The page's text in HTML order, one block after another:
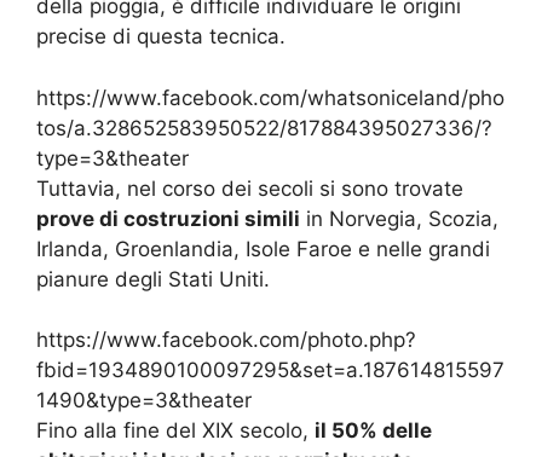
della pioggia, è difficile individuare le origini
precise di questa tecnica.
https://www.facebook.com/whatsoniceland/pho
tos/a.328652583950522/817884395027336/?
type=3&theater
Tuttavia, nel corso dei secoli si sono trovate
prove di costruzioni simili in Norvegia, Scozia,
Irlanda, Groenlandia, Isole Faroe e nelle grandi
pianure degli Stati Uniti.
https://www.facebook.com/photo.php?
fbid=1934890100097295&set=a.187614815597
1490&type=3&theater
Fino alla fine del XIX secolo, il 50% delle